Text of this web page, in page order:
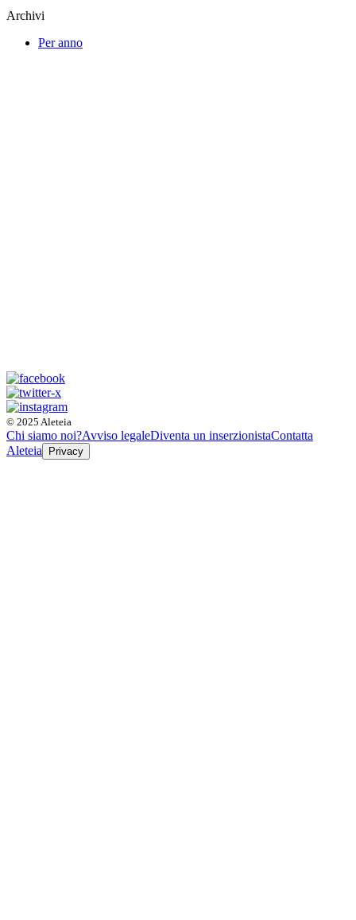
Archivi
Per anno
© 2025 Aleteia
Chi siamo noi?Avviso legaleDiventa un inserzionistaContatta
Aleteia
Privacy